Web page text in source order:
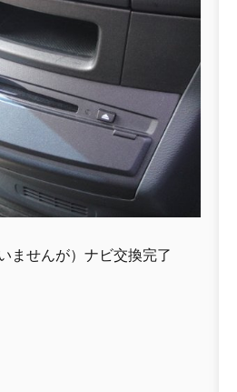
ませんが）ナビ交換完了